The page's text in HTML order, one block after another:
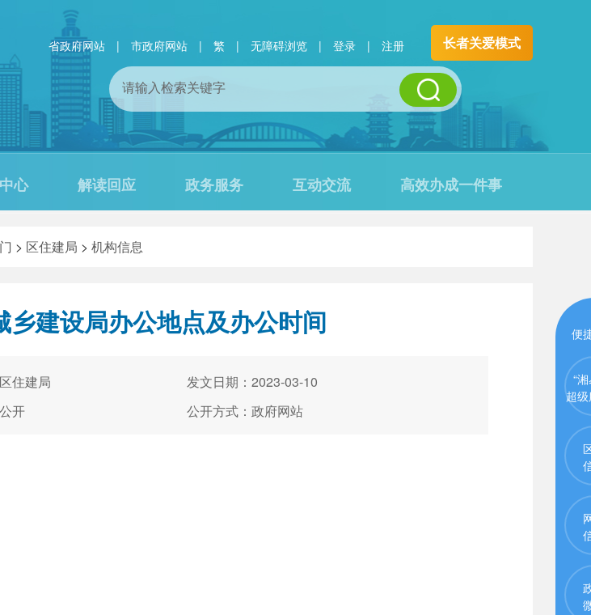
省政府网站 | 市政府网站 | 繁 | 无障碍浏览 | 登录 | 注册 长者关爱模式
心 解读回应 政务服务 互动交流 高效办成一件事
> 区住建局 > 机构信息
建设局办公地点及办公时间
住建局
发文日期：2023-03-10
开 公开方式：政府网站
便
“
超